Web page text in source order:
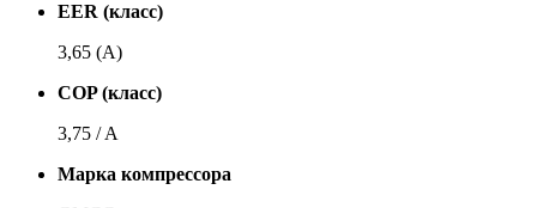
EER (класс)
3,65 (A)
COP (класс)
3,75 / A
Марка компрессора